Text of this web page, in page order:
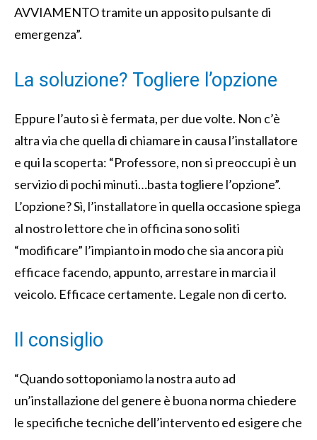
AVVIAMENTO tramite un apposito pulsante di
emergenza”.
La soluzione? Togliere l’opzione
Eppure l’auto si è fermata, per due volte. Non c’è
altra via che quella di chiamare in causa l’installatore
e qui la scoperta: “Professore, non si preoccupi è un
servizio di pochi minuti…basta togliere l’opzione”.
L’opzione? Sì, l’installatore in quella occasione spiega
al nostro lettore che in officina sono soliti
“modificare” l’impianto in modo che sia ancora più
efficace facendo, appunto, arrestare in marcia il
veicolo. Efficace certamente. Legale non di certo.
Il consiglio
“Quando sottoponiamo la nostra auto ad
un’installazione del genere è buona norma chiedere
le specifiche tecniche dell’intervento ed esigere che